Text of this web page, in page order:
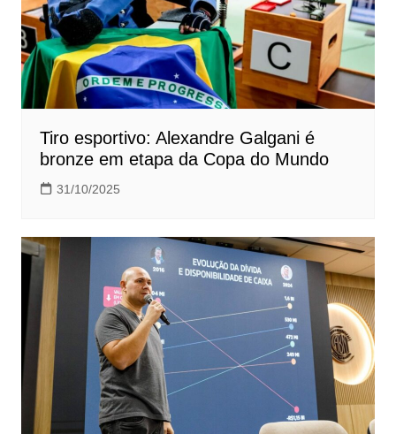
Tiro esportivo: Alexandre Galgani é
bronze em etapa da Copa do Mundo
31/10/2025